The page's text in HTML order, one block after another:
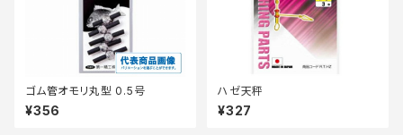
ゴム管オモリ丸型 0.5号
¥356
ハゼ天秤
¥327